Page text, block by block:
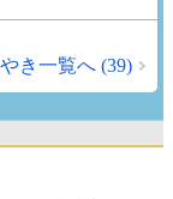
き一覧へ (39)